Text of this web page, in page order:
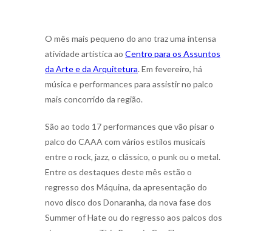
O mês mais pequeno do ano traz uma intensa
atividade artística ao Centro para os Assuntos
da Arte e da Arquitetura. Em fevereiro, há
música e performances para assistir no palco
mais concorrido da região.
São ao todo 17 performances que vão pisar o
palco do CAAA com vários estilos musicais
entre o rock, jazz, o clássico, o punk ou o metal.
Entre os destaques deste mês estão o
regresso dos Máquina, da apresentação do
novo disco dos Donaranha, da nova fase dos
Summer of Hate ou do regresso aos palcos dos